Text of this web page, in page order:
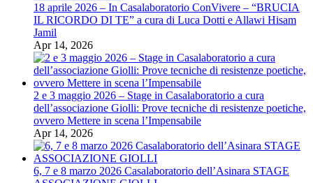
18 aprile 2026 – In Casalaboratorio ConVivere – “BRUCIA
IL RICORDO DI TE” a cura di Luca Dotti e Allawi Hisam
Jamil
Apr 14, 2026
2 e 3 maggio 2026 – Stage in Casalaboratorio a cura
dell’associazione Giolli: Prove tecniche di resistenze poetiche,
ovvero Mettere in scena l’Impensabile
Apr 14, 2026
6, 7 e 8 marzo 2026 Casalaboratorio dell’Asinara STAGE